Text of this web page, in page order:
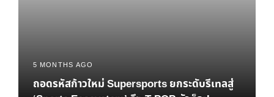
5 MONTHS AGO
ถอดรหัสก้าวใหม่ Supersports ยกระดับรีเทลสู่